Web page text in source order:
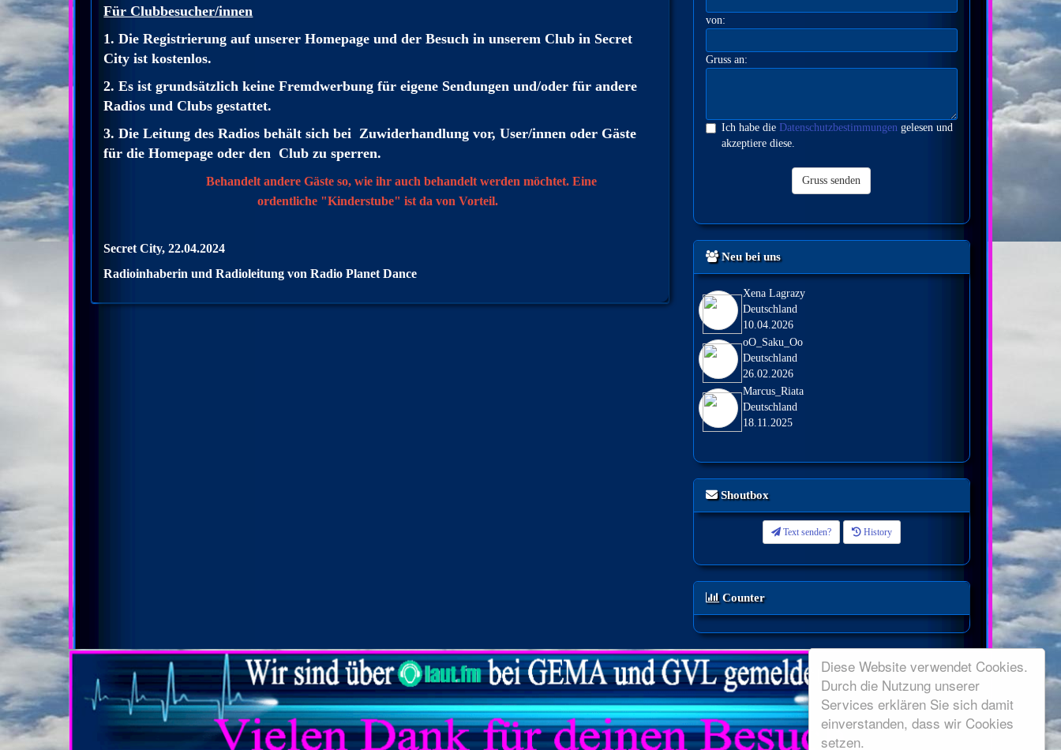
Diese Website verwendet Cookies.
Durch die Nutzung unserer
Services erklären Sie sich damit
einverstanden, dass wir Cookies
setzen.
Für Clubbesucher/innen
1. Die Registrierung auf unserer Homepage und der Besuch in unserem Club in Secret
City ist kostenlos.
2. Es ist grundsätzlich keine Fremdwerbung für eigene Sendungen und/oder für andere
Radios und Clubs gestattet.
3. Die Leitung des Radios behält sich bei Zuwiderhandlung vor, User/innen oder Gäste
für die Homepage oder den Club zu sperren.
Behandelt andere Gäste so, wie ihr auch behandelt werden möchtet. Eine
ordentliche "Kinderstube" ist da von Vorteil.
Secret City, 22.04.2024
Radioinhaberin und Radioleitung von Radio Planet Dance
von:
Gruss an:
Ich habe die Datenschutzbestimmungen gelesen und
akzeptiere diese.
Gruss senden
Neu bei uns
Xena Lagrazy
Deutschland
10.04.2026
oO_Saku_Oo
Deutschland
26.02.2026
Marcus_Riata
Deutschland
18.11.2025
Shoutbox
Text senden? History
Counter